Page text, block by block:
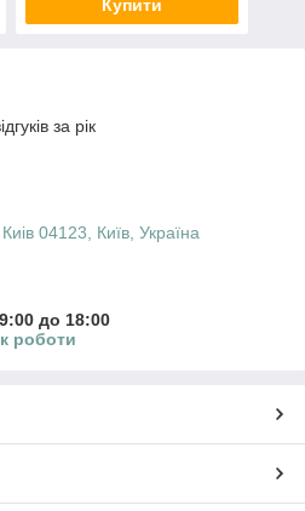
Купити
за рік
04123, Київ, Україна
до 18:00
роботи